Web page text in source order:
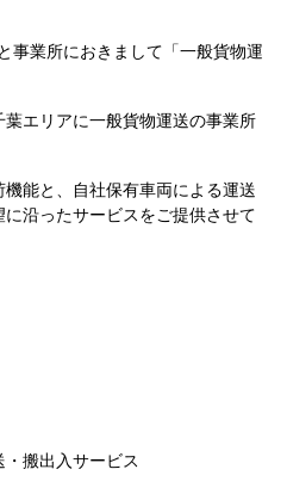
事業所におきまして「一般貨物運
エリアに一般貨物運送の事業所
能と、自社保有車両による運送
沿ったサービスをご提供させて
・搬出入サービス